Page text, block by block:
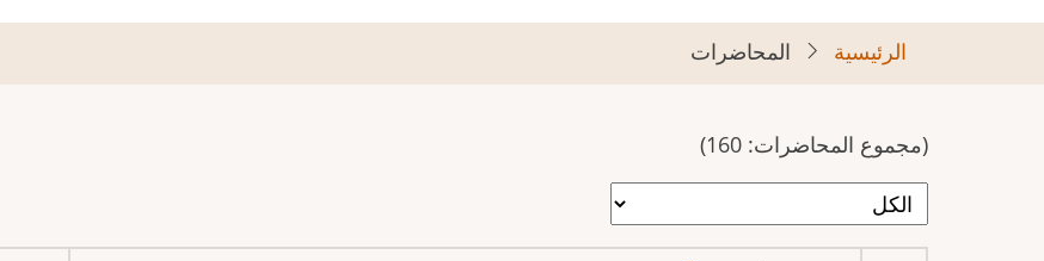
الرئيسية المحاضرات
(مجموع المحاضرات: 160)